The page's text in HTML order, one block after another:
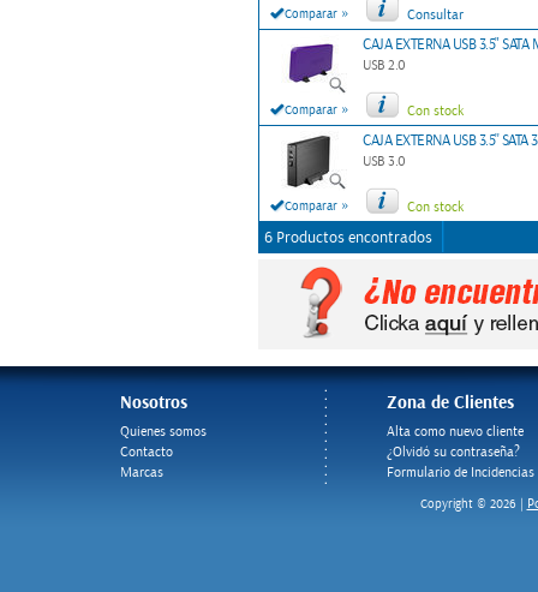
Comparar » Consultar
Comparar »
CAJA EXTERNA USB 3.5" SATA
USB 2.0
Con stock
Comparar »
CAJA EXTERNA USB 3.5''
USB 3.0
Con stock
6 Productos encontrados
Nosotros
Quienes somos
Contacto
Marcas
Zona de Clientes
Alta como nuevo cliente
¿Olvidó su contraseña?
Formulario de Incidencias
Copyright © 2026 |